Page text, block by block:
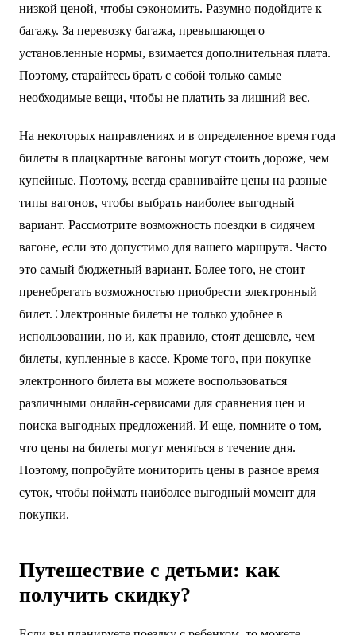
низкой ценой, чтобы сэкономить. Разумно подойдите к
багажу. За перевозку багажа, превышающего
установленные нормы, взимается дополнительная плата.
Поэтому, старайтесь брать с собой только самые
необходимые вещи, чтобы не платить за лишний вес.
На некоторых направлениях и в определенное время года
билеты в плацкартные вагоны могут стоить дороже, чем
купейные. Поэтому, всегда сравнивайте цены на разные
типы вагонов, чтобы выбрать наиболее выгодный
вариант. Рассмотрите возможность поездки в сидячем
вагоне, если это допустимо для вашего маршрута. Часто
это самый бюджетный вариант. Более того, не стоит
пренебрегать возможностью приобрести электронный
билет. Электронные билеты не только удобнее в
использовании, но и, как правило, стоят дешевле, чем
билеты, купленные в кассе. Кроме того, при покупке
электронного билета вы можете воспользоваться
различными онлайн-сервисами для сравнения цен и
поиска выгодных предложений. И еще, помните о том,
что цены на билеты могут меняться в течение дня.
Поэтому, попробуйте мониторить цены в разное время
суток, чтобы поймать наиболее выгодный момент для
покупки.
Путешествие с детьми: как
получить скидку?